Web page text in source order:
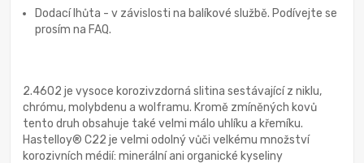
Dodací lhůta - v závislosti na balíkové službě. Podívejte se
prosím na FAQ.
2.4602 je vysoce korozivzdorná slitina sestávající z niklu,
chrómu, molybdenu a wolframu. Kromě zmíněných kovů
tento druh obsahuje také velmi málo uhlíku a křemíku.
Hastelloy® C22 je velmi odolný vůči velkému množství
korozivních médií: minerální ani organické kyseliny